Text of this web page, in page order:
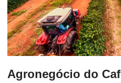
Agronegócio do